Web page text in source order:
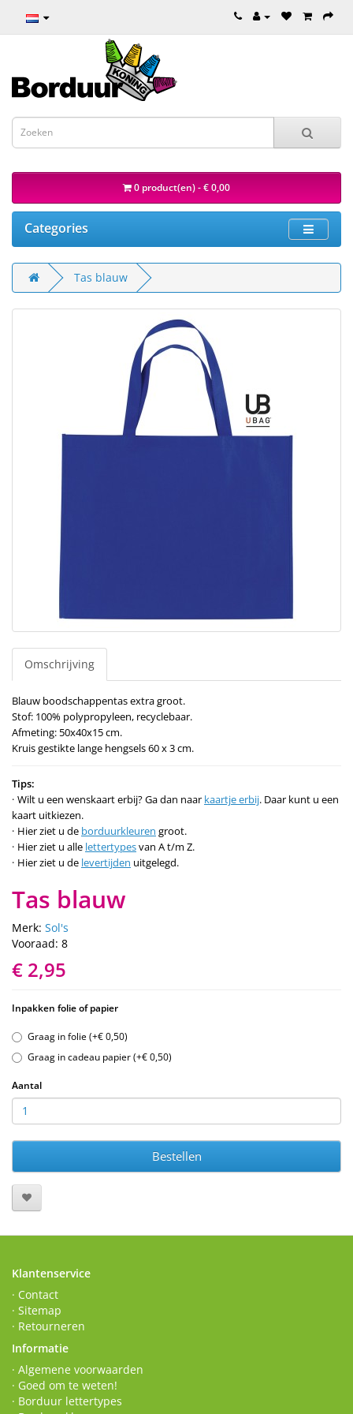
0 product(en) - € 0,00
Categories
Tas blauw
Omschrijving
Blauw boodschappentas extra groot.
Stof: 100% polypropyleen, recyclebaar.
Afmeting: 50x40x15 cm.
Kruis gestikte lange hengsels 60 x 3 cm.
Tips:
Wilt u een wenskaart erbij? Ga dan naar kaartje erbij. Daar kunt u een
kaart uitkiezen.
Hier ziet u de borduurkleuren groot.
Hier ziet u alle lettertypesvan A t/m Z.
Hier ziet u de levertijden uitgelegd.
Tas blauw
Merk: Sol's
Vooraad: 8
€ 2,95
Inpakken folie of papier
Graag in folie (+€ 0,50)
Graag in cadeau papier (+€ 0,50)
Aantal
Bestellen
Klantenservice
· Contact
· Sitemap
· Retourneren
Informatie
· Algemene voorwaarden
· Goed om te weten!
· Borduur lettertypes